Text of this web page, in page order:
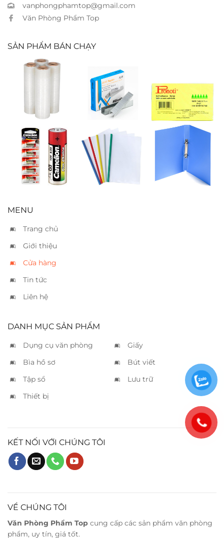
vanphongphamtop@gmail.com
Văn Phòng Phẩm Top
SẢN PHẨM BÁN CHẠY
Kim bấm
Kwtrio 23/13
Giấy notes
Pronoti 3 x 5
Pin Camelion
A23
Bìa cây nhỏ 5
màu
Bìa còng TL A4
2.5cm
MENU
Trang chủ
Giới thiệu
Cửa hàng
Tin tức
Liên hệ
DANH MỤC SẢN PHẨM
Dụng cụ văn phòng
Giấy
Bìa hồ sơ
Bút viết
Tập sổ
Lưu trữ
Thiết bị
KẾT NỐI VỚI CHÚNG TÔI
VỀ CHÚNG TÔI
Văn Phòng Phẩm Top cung cấp các sản phẩm văn phòng
phẩm, uy tín, giá tốt.